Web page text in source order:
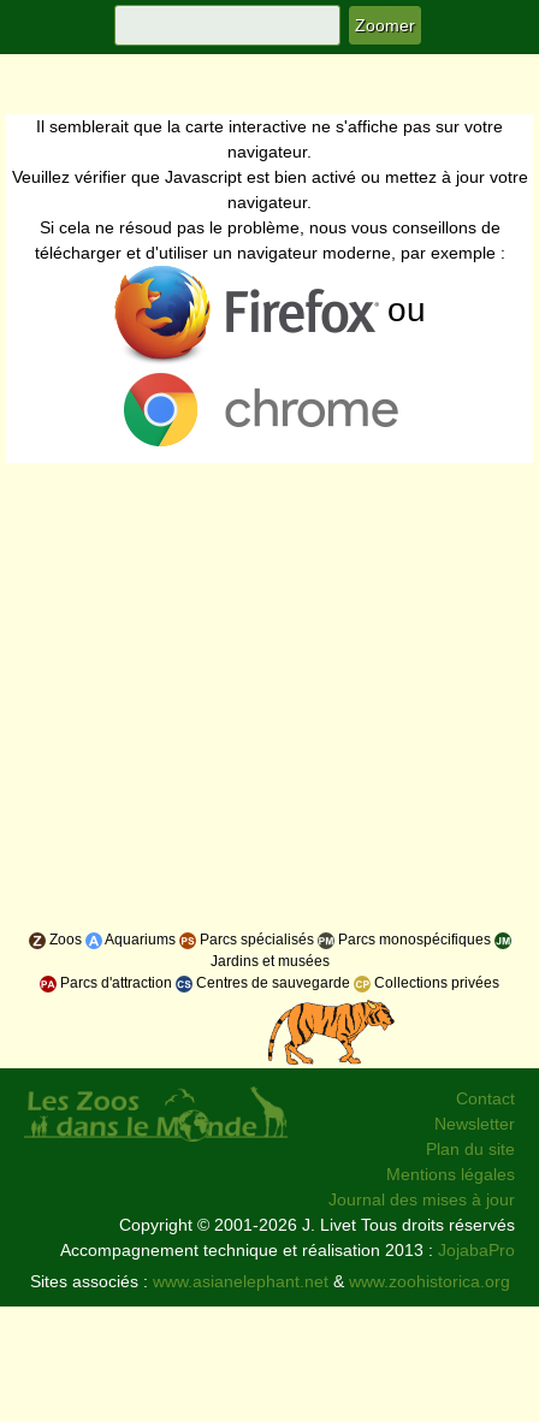
Il semblerait que la carte interactive ne s'affiche pas sur votre
navigateur.
Veuillez vérifier que Javascript est bien activé ou mettez à jour votre
navigateur.
Si cela ne résoud pas le problème, nous vous conseillons de
télécharger et d'utiliser un navigateur moderne, par exemple :
ou
Zoos Aquariums Parcs spécialisés
Parcs monospécifiques
Jardins et musées
Parcs d'attraction
Centres de sauvegarde Collections privées
Contact
Newsletter
Plan du site
Mentions légales
Journal des mises à jour
Copyright © 2001-2026 J. Livet Tous droits réservés
Accompagnement technique et réalisation 2013 : JojabaPro
Sites associés : www.asianelephant.net& www.zoohistorica.org